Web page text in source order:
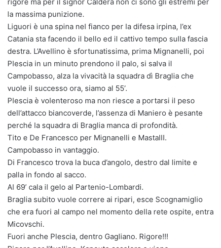
la massima punizione.
Liguori è una spina nel fianco per la difesa irpina, l’ex
Catania sta facendo il bello ed il cattivo tempo sulla fascia
destra. L’Avellino è sfortunatissima, prima Mignanelli, poi
Plescia in un minuto prendono il palo, si salva il
Campobasso, alza la vivacità la squadra dì Braglia che
vuole il successo ora, siamo al 55’.
Plescia è volenteroso ma non riesce a portarsi il peso
dell’attacco biancoverde, l’assenza di Maniero è pesante
perché la squadra di Braglia manca di profondità.
Tito e De Francesco per Mignanelli e MastallI.
Campobasso in vantaggio.
Di Francesco trova la buca d’angolo, destro dal limite e
palla in fondo al sacco.
Al 69’ cala il gelo al Partenio-Lombardi.
Braglia subito vuole correre ai ripari, esce Scognamiglio
che era fuori al campo nel momento della rete ospite, entra
Micovschi.
Fuori anche Plescia, dentro Gagliano. Rigore!!!